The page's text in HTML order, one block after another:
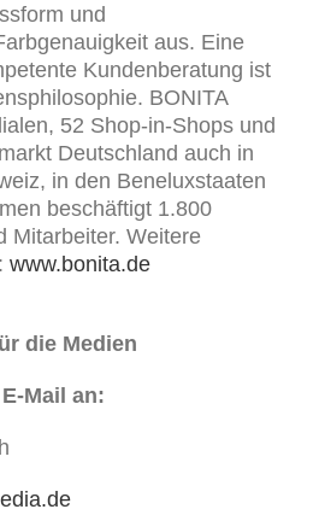
und
aus. Eine
Kundenberatung ist
BONITA
52 Shop-in-Shops und
Deutschland auch in
in den Beneluxstaaten
beschäftigt 1.800
Mitarbeiter. Weitere
www.bonita.de
die Medien
Mail an: